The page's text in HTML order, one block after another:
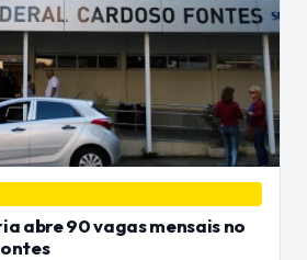
abre 90 vagas mensais no